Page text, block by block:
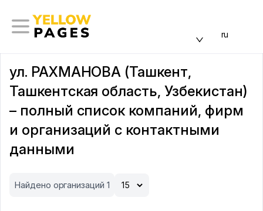
ru
ул. РАХМАНОВА (Ташкент,
Ташкентская область, Узбекистан)
– полный список компаний, фирм
и организаций с контактными
данными
Найдено организаций 1